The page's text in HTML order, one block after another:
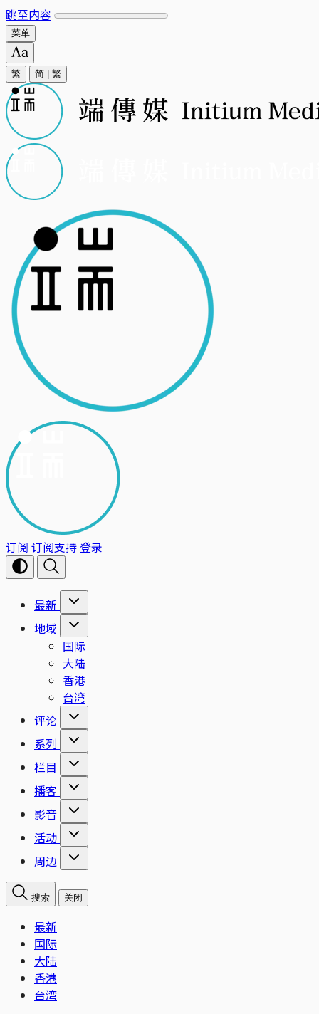
跳至内容
菜单
繁 简 繁
订阅 订阅支持登录
最新
地域
国际
大陆
香港
台湾
评论
系列
栏目
播客
影音
活动
周边
搜索 关闭
最新
国际
大陆
香港
台湾